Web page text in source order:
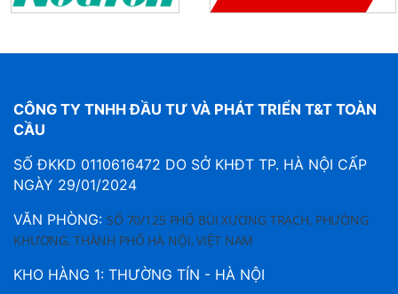
CÔNG TY TNHH ĐẦU TƯ VÀ PHÁT TRIỂN T&T TOÀN
CẦU
SỐ ĐKKD 0110616472 DO SỞ KHĐT TP. HÀ NỘI CẤP
NGÀY 29/01/2024
VĂN PHÒNG: SỐ 70/125 PHỐ BÙI XƯƠNG TRẠCH, PHƯỜNG
KHƯƠNG, THÀNH PHỐ HÀ NỘI, VIỆT NAM
KHO HÀNG 1: THƯỜNG TÍN - HÀ NỘI